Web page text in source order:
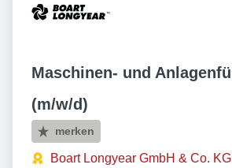
Maschinen- und
(m/w/d)
merken
Boart Longyear GmbH & Co. KG